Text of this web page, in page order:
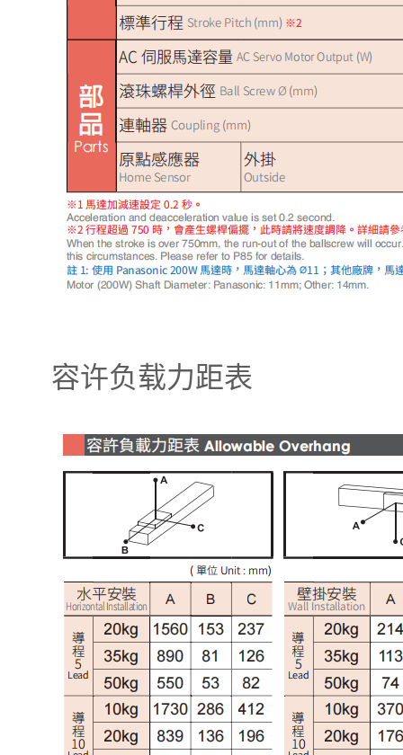
容许负载力距表